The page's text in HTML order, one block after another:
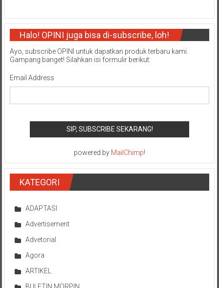
Halo! OPINI juga bisa di-subscribe, loh!
Ayo, subscribe OPINI untuk dapatkan produk terbaru kami.
Gampang banget! Silahkan isi formulir berikut:
Email Address
powered by MailChimp!
KATEGORI
ADAPTASI
Advertisement
Advetorial
Agora
ARTIKEL